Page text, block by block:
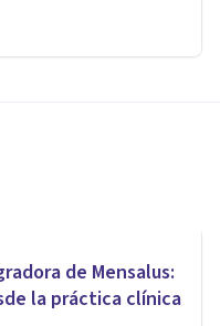
de Mensalus:
la práctica clínica